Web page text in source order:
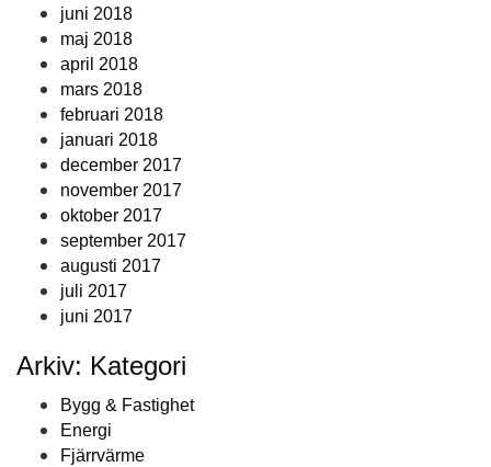
juni 2018
maj 2018
april 2018
mars 2018
februari 2018
januari 2018
december 2017
november 2017
oktober 2017
september 2017
augusti 2017
juli 2017
juni 2017
Arkiv: Kategori
Bygg & Fastighet
Energi
Fjärrvärme